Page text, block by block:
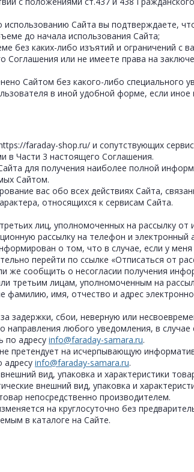
Сайта вы подтверждаете,
до начала использования Сайта;
без каких-либо изъятий и ограничений с
Соглашения или не имеете права на
Сайтом без какого-либо специального
в иной удобной форме, если
faraday-shop.ru/ и сопутствующих
в Части 3 настоящего Соглашения.
для получения наиболее полной
Сайтом.
вас обо всех действиях Сайта,
относящихся к сервисам Сайта.
лиц, уполномоченных на рассылку
рассылку на телефон и электронный
о том, что в случае, если у
перейти по ссылке «Отписаться от
же сообщить о несогласии получения
третьим лицам, уполномоченным на
имя, отчество и адрес
задержки, сбои, неверную или
любого уведомления, в случае
по адресу info@faraday-samara.ru.
претендует на исчерпывающую
адресу info@faraday-samara.ru.
вид, упаковка и характеристики
внешний вид, упаковка и
непосредственно производителем.
на круглосуточно без
в каталоге на Сайте.